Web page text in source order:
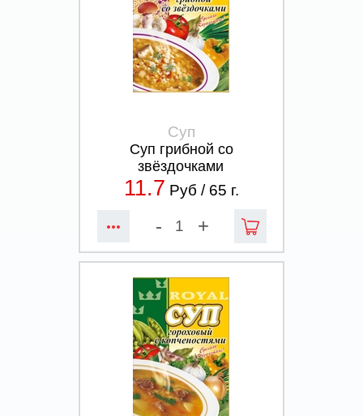
Суп
Суп грибной со
звёздочками
11.7 Руб / 65 г.
- +